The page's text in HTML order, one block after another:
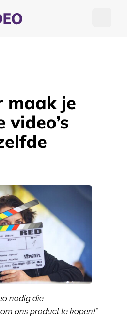
maak je
video’s
nodig die
ons product te kopen!”